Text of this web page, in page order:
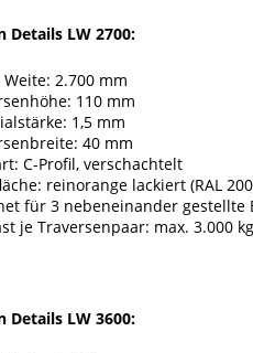
Details LW 2700:
Weite: 2.700 mm
110 mm
1,5 mm
40 mm
C-Profil, verschachtelt
reinorange lackiert (RAL
für 3 nebeneinander gestellte
je Traversenpaar: max. 3.000
Details LW 3600: